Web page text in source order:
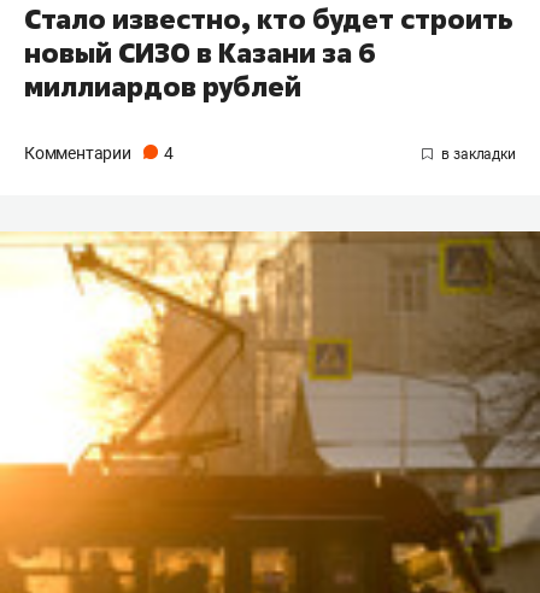
Стало известно, кто будет строить
новый СИЗО в Казани за 6
миллиардов рублей
Комментарии 4